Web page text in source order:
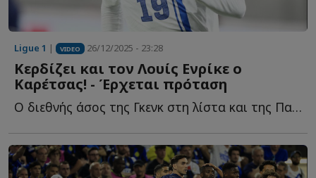
Ligue 1 | VIDEO 26/12/2025 - 23:28
Κερδίζει και τον Λουίς Ενρίκε ο
Καρέτσας! - Έρχεται πρόταση
Ο διεθνής άσος της Γκενκ στη λίστα και της Παρί Σ...